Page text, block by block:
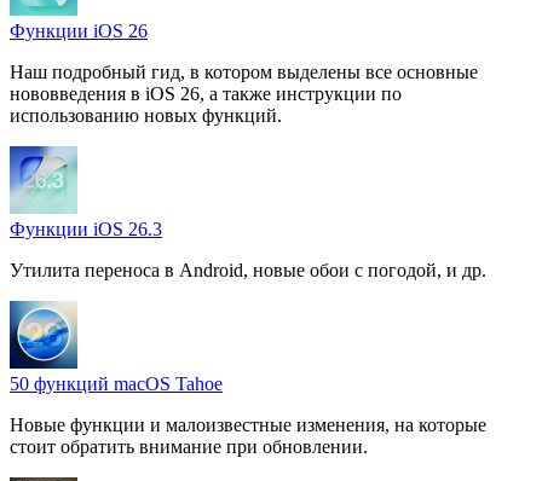
Функции iOS 26
Наш подробный гид, в котором выделены все основные
нововведения в iOS 26, а также инструкции по
использованию новых функций.
Функции iOS 26.3
Утилита переноса в Android, новые обои с погодой, и др.
50 функций macOS Tahoe
Новые функции и малоизвестные изменения, на которые
стоит обратить внимание при обновлении.